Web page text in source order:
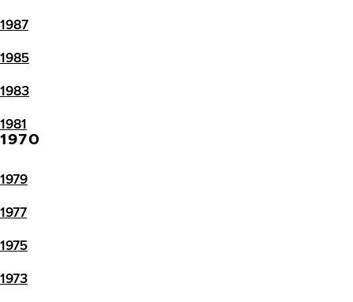
1987
1985
1983
1981
1970
1979
1977
1975
1973